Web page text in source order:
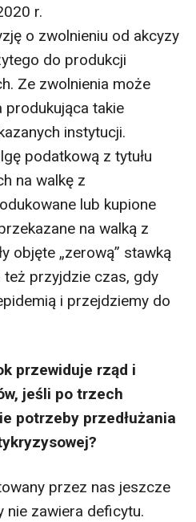
r.
o zwolnieniu od akcyzy
do produkcji
Ze zwolnienia może
takie
instytucji.
podatkową z tytułu
na walkę z
lub kupione
na walką z
objęte „zerową” stawką
też przyjdzie czas, gdy
i przejdziemy do
przewiduje rząd i
jeśli po trzech
potrzeby przedłużania
przez nas jeszcze
nie zawiera deficytu.